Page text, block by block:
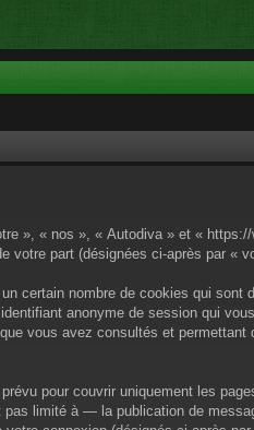
», « nos », « Autodiva » et «
part (désignées ci-après par «
certain nombre de cookies qui sont
anonyme de session qui
vous avez consultés et permettant
pour couvrir uniquement les
limité à — la publication de